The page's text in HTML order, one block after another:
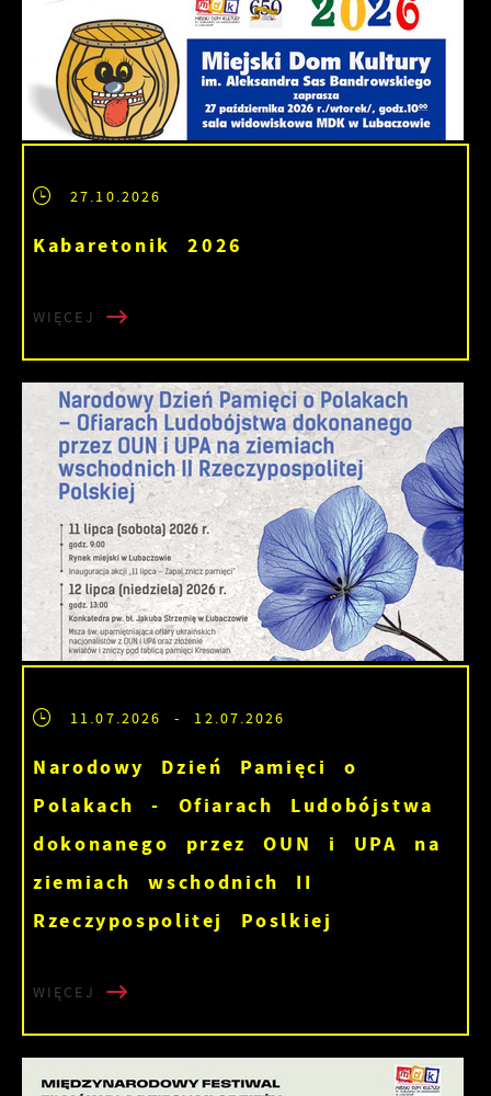
27.10.2026
Kabaretonik 2026
WIĘCEJ
11.07.2026 - 12.07.2026
Narodowy Dzień Pamięci o
Polakach - Ofiarach Ludobójstwa
dokonanego przez OUN i UPA na
ziemiach wschodnich II
Rzeczypospolitej Poslkiej
WIĘCEJ